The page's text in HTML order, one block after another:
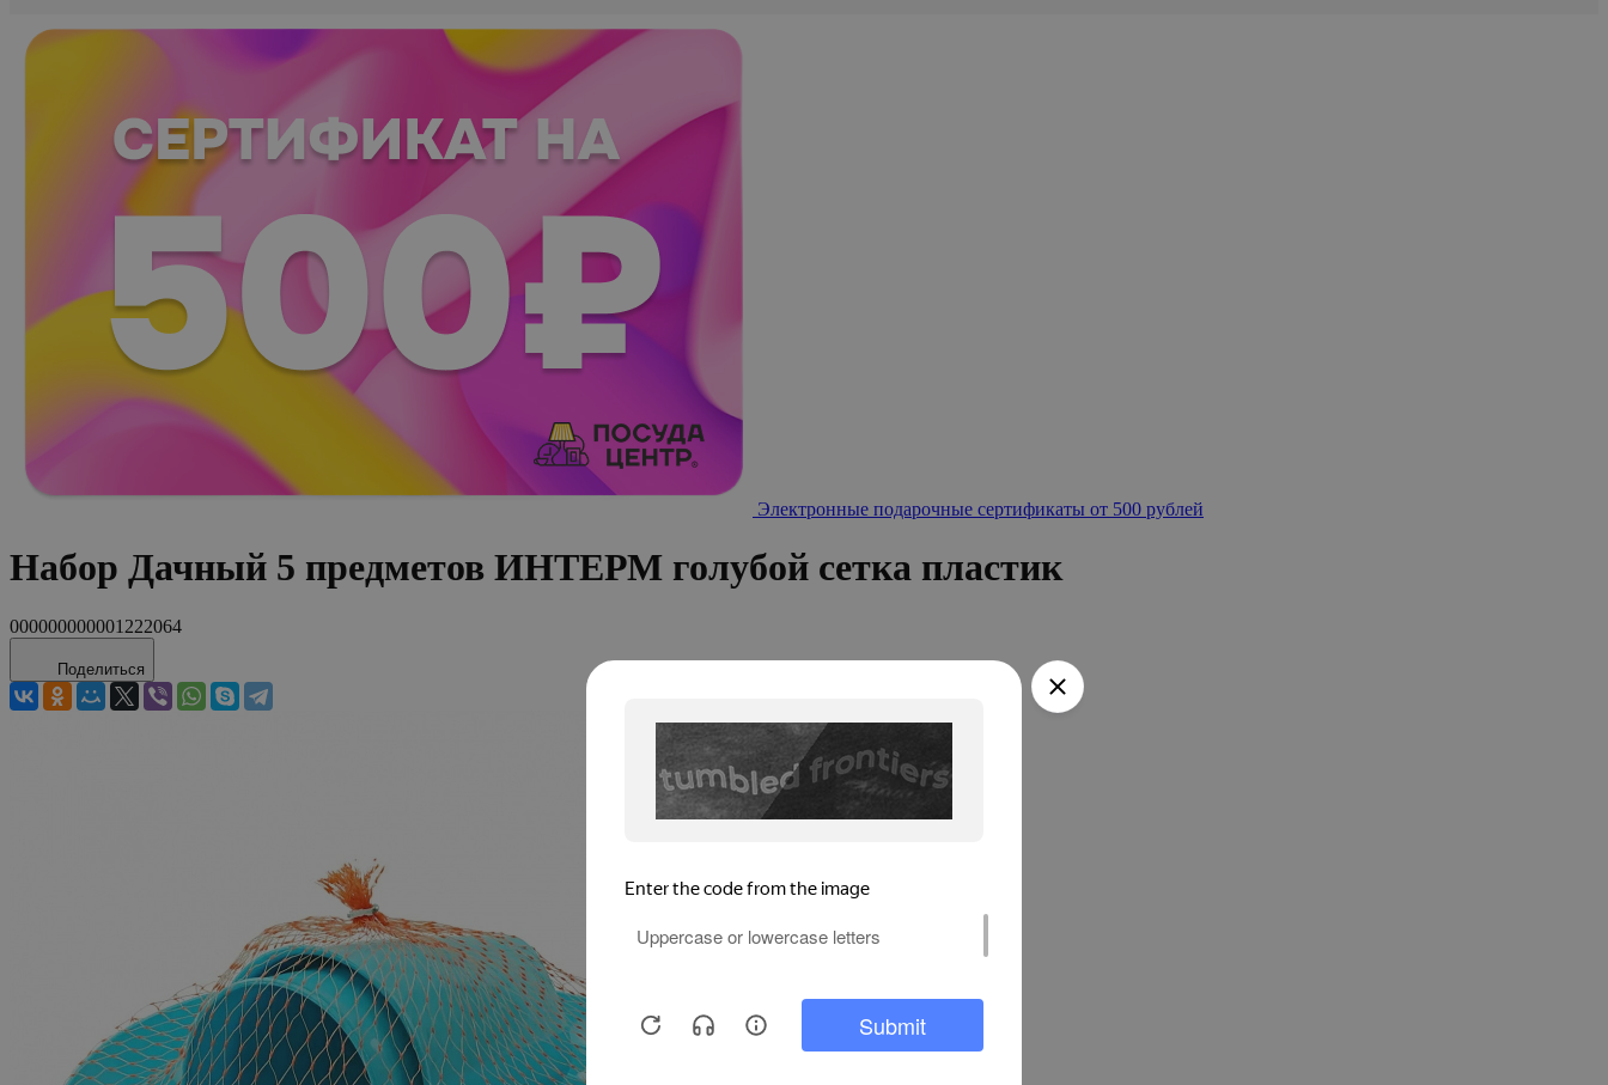
Электронные подарочные сертификаты от 500 рублей
Набор Дачный 5 предметов ИНТЕРМ голубой сетка пластик
000000000001222064
Поделиться